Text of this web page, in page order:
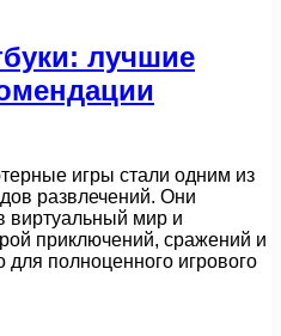
лучшие
игры стали одним из
развлечений. Они
виртуальный мир и
приключений, сражений и
полноценного игрового